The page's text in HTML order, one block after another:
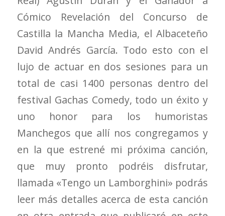
Cómico Revelación del Concurso de
Castilla la Mancha Media, el Albaceteño
David Andrés García. Todo esto con el
lujo de actuar en dos sesiones para un
total de casi 1400 personas dentro del
festival Gachas Comedy, todo un éxito y
uno honor para los humoristas
Manchegos que allí nos congregamos y
en la que estrené mi próxima canción,
que muy pronto podréis disfrutar,
llamada «Tengo un Lamborghini» podrás
leer más detalles acerca de esta canción